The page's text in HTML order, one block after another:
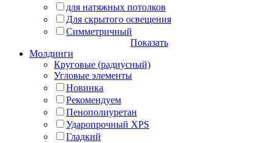
для натяжных потолков
Для скрытого освещения
Симметричный
Показать
Молдинги
Круговые (радиусный)
Угловые элементы
Новинка
Рекомендуем
Пенополиуретан
Ударопрочный XPS
Гладкий